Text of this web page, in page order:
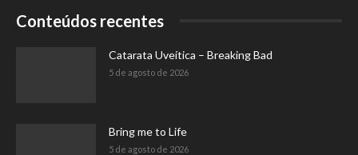
Conteúdos recentes
Catarata Uveítica – Breaking Bad
5 de agosto de 2026
Bring me to Life
5 de agosto de 2026